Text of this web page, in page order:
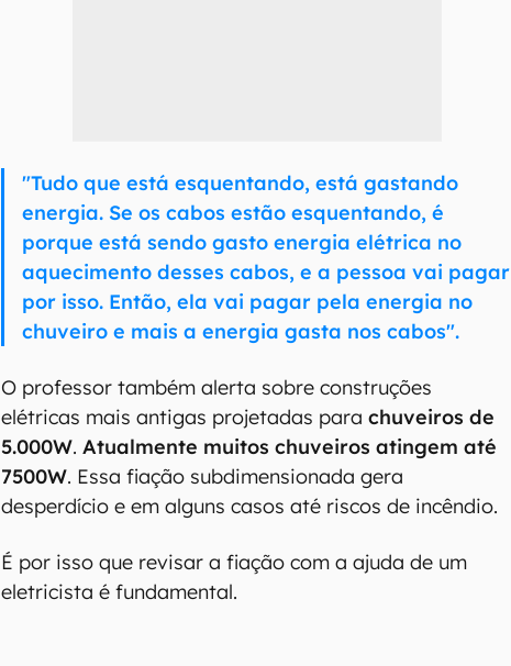
"Tudo que está esquentando, está gastando
energia. Se os cabos estão esquentando, é
porque está sendo gasto energia elétrica no
aquecimento desses cabos, e a pessoa vai pagar
por isso. Então, ela vai pagar pela energia no
chuveiro e mais a energia gasta nos cabos".
O professor também alerta sobre construções
elétricas mais antigas projetadas parachuveiros de
5.000W. Atualmente muitos chuveiros atingem até
7500W. Essa fiação subdimensionada gera
desperdício e em alguns casos até riscos de incêndio.
É por isso que revisar a fiação com a ajuda de um
eletricista é fundamental.